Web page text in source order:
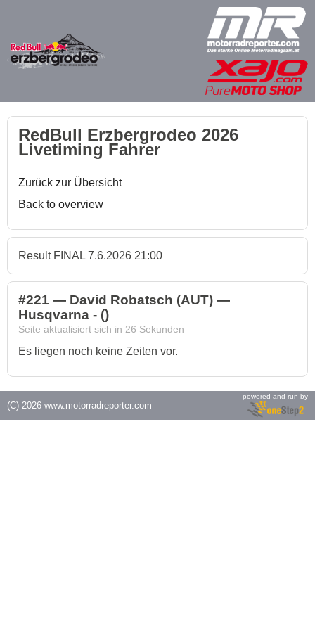
RedBull Erzbergrodeo 2026
Livetiming Fahrer
Zurück zur Übersicht
Back to overview
Result FINAL 7.6.2026 21:00
#221 — David Robatsch (AUT) —
Husqvarna - ()
Seite aktualisiert sich in 26 Sekunden
Es liegen noch keine Zeiten vor.
powered and run by
(C) 2026 www.motorradreporter.com